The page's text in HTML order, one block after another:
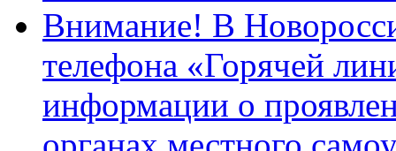
Внимание! В
телефона «Горячей
информации о